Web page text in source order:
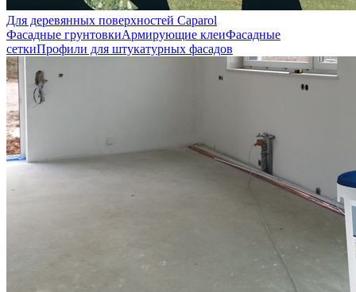
Для деревянных поверхностей Caparol
Фасадные грунтовкиАрмирующие клеиФасадные
сеткиПрофили для штукатурных фасадов